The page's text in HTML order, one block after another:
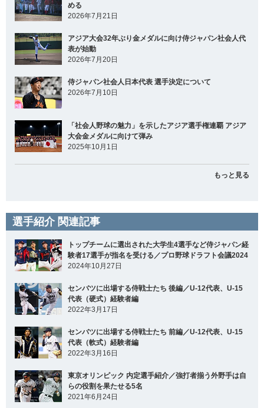
める
2026年7月21日
アジア大会32年ぶり金メダルに向け侍ジャパン社会人代
表が始動
2026年7月20日
侍ジャパン社会人日本代表 選手決定について
2026年7月10日
「社会人野球の魅力」を示したアジア選手権連覇 アジア
大会金メダルに向けて弾み
2025年10月1日
もっと見る
選手紹介 関連記事
トップチームに選出された大学生4選手など侍ジャパン経
験者17選手が指名を受ける／プロ野球ドラフト会議2024
2024年10月27日
センバツに出場する侍戦士たち 後編／U-12代表、U-15
代表（硬式）経験者編
2022年3月17日
センバツに出場する侍戦士たち 前編／U-12代表、U-15
代表（軟式）経験者編
2022年3月16日
東京オリンピック 内定選手紹介／強打者揃う外野手は自
らの役割を果たせる5名
2021年6月24日